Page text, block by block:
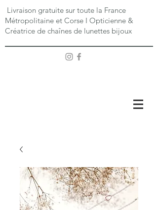
Livraison gratuite sur toute la France
Métropolitaine et Corse I Opticienne &
Créatrice de chaînes de lunettes bijoux